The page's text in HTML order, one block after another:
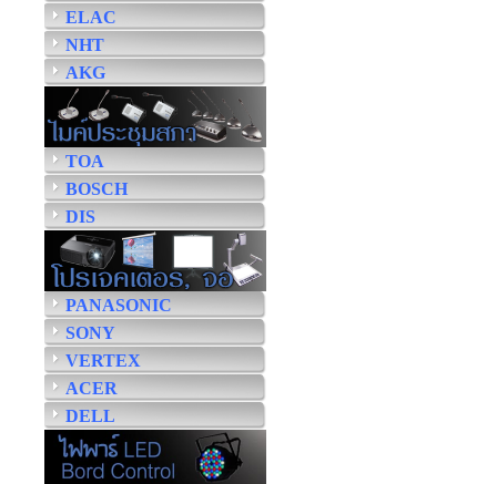
ELAC
NHT
AKG
TOA
BOSCH
DIS
PANASONIC
SONY
VERTEX
ACER
DELL